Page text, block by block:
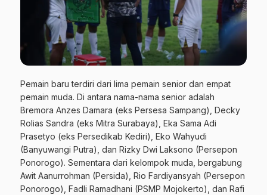
Pemain baru terdiri dari lima pemain senior dan empat
pemain muda. Di antara nama-nama senior adalah
Bremora Anzes Damara (eks Persesa Sampang), Decky
Rolias Sandra (eks Mitra Surabaya), Eka Sama Adi
Prasetyo (eks Persedikab Kediri), Eko Wahyudi
(Banyuwangi Putra), dan Rizky Dwi Laksono (Persepon
Ponorogo). Sementara dari kelompok muda, bergabung
Awit Aanurrohman (Persida), Rio Fardiyansyah (Persepon
Ponorogo), Fadli Ramadhani (PSMP Mojokerto), dan Rafi